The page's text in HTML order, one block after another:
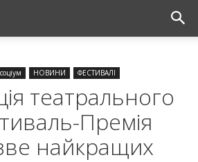
НОВИНИ ФЕСТИВАЛІ
театрального
Премія
найкращих